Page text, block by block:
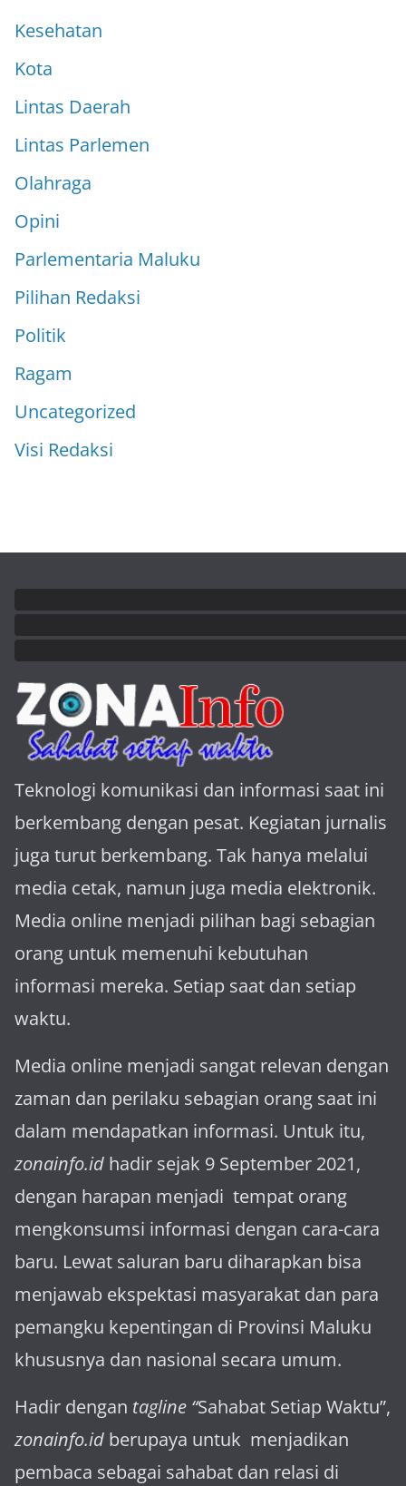
Kesehatan
Kota
Lintas Daerah
Lintas Parlemen
Olahraga
Opini
Parlementaria Maluku
Pilihan Redaksi
Politik
Ragam
Uncategorized
Visi Redaksi
Teknologi komunikasi dan informasi saat ini
berkembang dengan pesat. Kegiatan jurnalis
juga turut berkembang. Tak hanya melalui
media cetak, namun juga media elektronik.
Media online menjadi pilihan bagi sebagian
orang untuk memenuhi kebutuhan
informasi mereka. Setiap saat dan setiap
waktu.
Media online menjadi sangat relevan dengan
za­man dan perilaku sebagian orang saat ini
dalam mendapatkan informasi. Untuk itu,
zonainfo.id hadir sejak 9 September 2021,
dengan harapan menjadi tem­pat orang
mengkonsumsi informasi dengan cara-cara
baru. Lewat sa­luran ba­ru diharapkan bisa
menja­wab ekspektasi masya­rakat dan para
pemangku kepen­tingan di Provinsi Maluku
khususnya dan nasional secara umum.
Hadir dengan tagline “Sahabat Setiap Waktu”,
zonainfo.id berupaya untuk menjadikan
pembaca sebagai sahabat dan relasi di